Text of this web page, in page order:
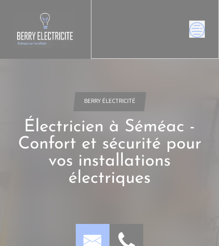
BERRY ÉLECTRICITÉ
Électricien à Séméac -
Confort et sécurité pour
vos installations
électriques